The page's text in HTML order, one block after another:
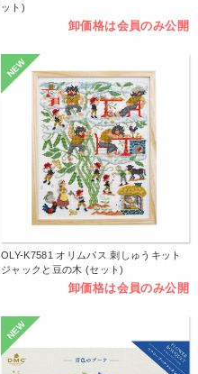
ット)
卸価格は会員のみ公開
NEW
OLY-K7581 オリムパス 刺しゅうキット
ジャックと豆の木 (セット)
卸価格は会員のみ公開
NEW